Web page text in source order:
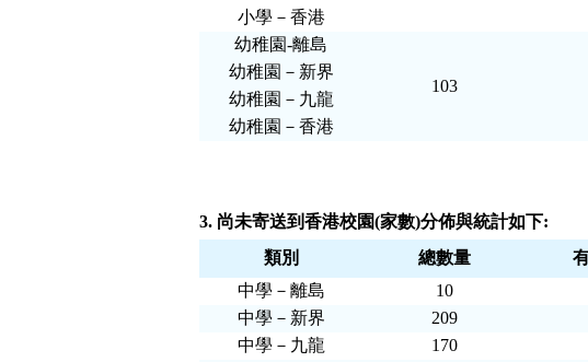
小學－香港
幼稚園-離島
103
幼稚園－新界
幼稚園－九龍
幼稚園－香港
3. 尚未寄送到香港校園(家數)分佈與統計如下:
類別
總數量
中學－離島
10
中學－新界
209
中學－九龍
170